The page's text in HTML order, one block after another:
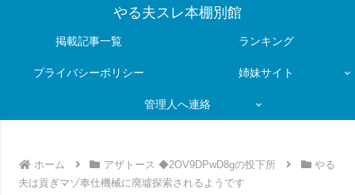
やる夫スレ本棚別館
掲載記事一覧 ランキング
プライバシーポリシー 姉妹サイト
管理人へ連絡
ホーム アザトース ◆2OV9DPwD8gの投下所
やる
夫は貢ぎマゾ奉仕機械に廃墟探索されるようです